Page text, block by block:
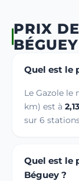
PRIX
BÉGUEY
Quel est le
Le Gazole le
km) est à
sur 6
Quel est le
Béguey ?